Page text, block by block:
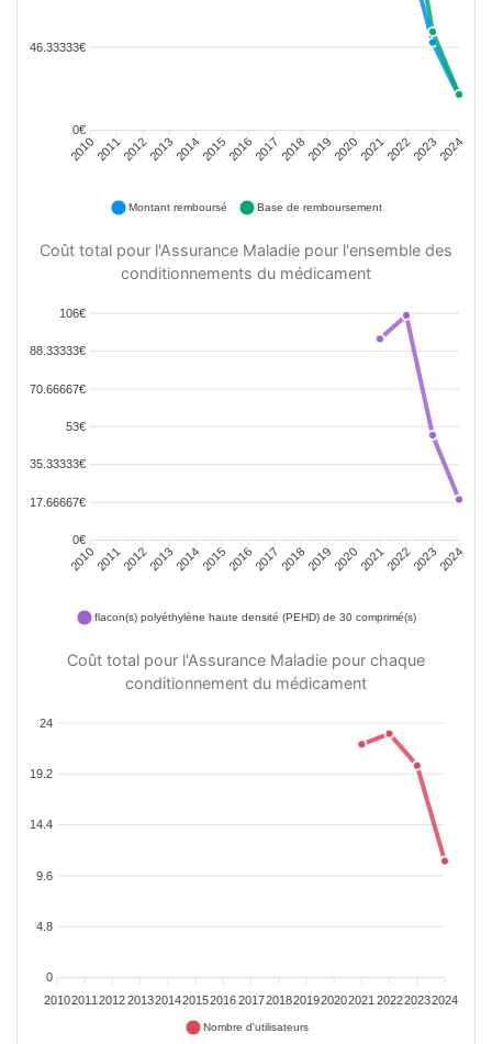
46.33333€
0€
201020112012201320142015201620172018201920202021202220232024
Montant remboursé Base de remboursement
Coût total pour l'Assurance Maladie pour l'ensemble des
conditionnements du médicament
106€
88.33333€
70.66667€
53€
35.33333€
17.66667€
0€
201020112012201320142015201620172018201920202021202220232024
flacon(s) polyéthylène haute densité (PEHD) de 30 comprimé(s)
Coût total pour l'Assurance Maladie pour chaque
conditionnement du médicament
24
19.2
14.4
9.6
4.8
0
20102011 2012201320142015201620172018201920202021 202220232024
Nombre d'utilisateurs